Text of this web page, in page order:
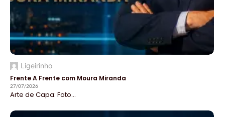
Ligeirinho
Frente A Frente com Moura Miranda
27/07/2026
Arte de Capa: Foto...